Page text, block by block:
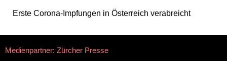
Erste Corona-Impfungen in Österreich verabreicht
Medienpartner: Zürcher Presse